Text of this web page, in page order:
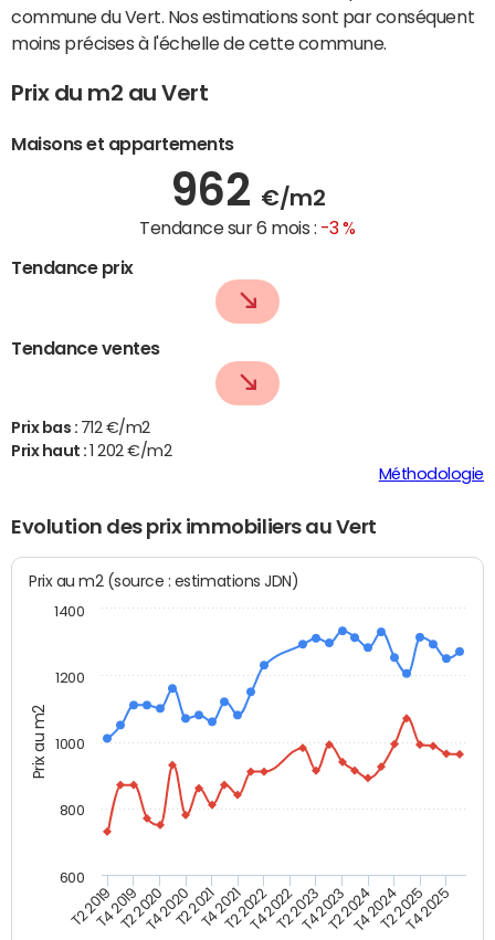
commune du Vert. Nos estimations sont par conséquent
moins précises à l'échelle de cette commune.
Prix du m2 au Vert
Maisons et appartements
962 €/m2
Tendance sur 6 mois : -3 %
Tendance prix
Tendance ventes
Prix bas : 712 €/m2
Prix haut :
1 202 €/m2
Méthodologie
Evolution des prix immobiliers au Vert
Prix au m2
Prix au m2 (source : estimations JDN)
T2 2019T4 2019T2 2020T4 2020T2 2021T4 2021T2 2022T4 2022T2 2023T4 2023T2 2024T4 2024T2 2025T4 2025
600
800
1000
1200
1400